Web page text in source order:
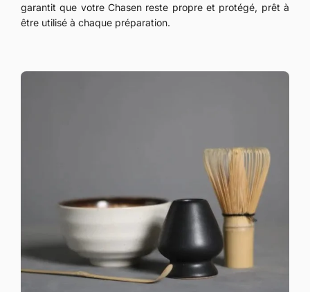
garantit que votre Chasen reste propre et protégé, prêt à
être utilisé à chaque préparation.